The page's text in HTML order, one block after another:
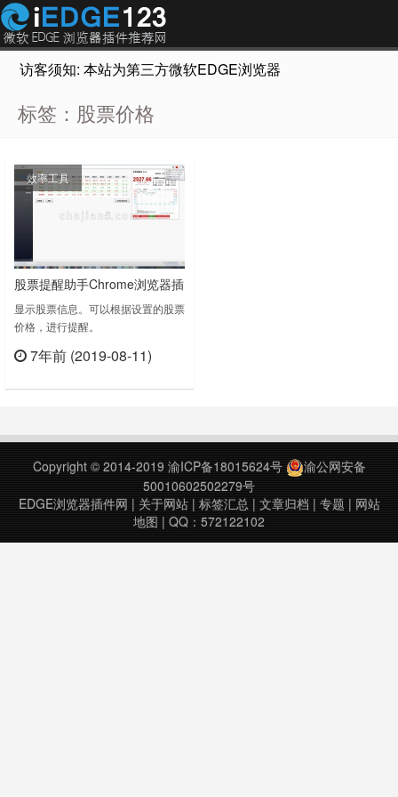
访客须知: 本站为第三方微软EDGE浏览器插件推荐网站，
标签：股票价格
效率工具
股票提醒助手Chrome浏览器插
件
显示股票信息。可以根据设置的股票
价格，进行提醒。
股票提醒助手 v3.7.5：1、增加股票
图片。股票助手Chrome插件下载版
月3日……
7年前 (2019-08-11)
Copyright © 2014-2019 渝ICP备18015624号
渝公网安备
50010602502279号
EDGE浏览器插件网 | 关于网站| 标签汇总| 文章归档 | 专题 | 网站
地图 | QQ：572122102